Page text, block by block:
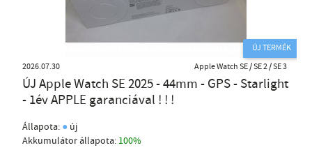
ÚJ TERMÉK
2026.07.30
Apple Watch SE / SE 2 / SE 3
ÚJ Apple Watch SE 2025 - 44mm - GPS - Starlight
- 1év APPLE garanciával ! ! !
Állapota: ● új
Akkumulátor állapota: 100%